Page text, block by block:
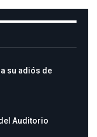
su adiós de
Auditorio